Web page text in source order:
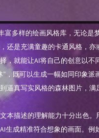
富多样的绘画风格库，无论是
还是充满童趣的卡通风格，亦
，就能让AI将自己的创意以不
，既可以生成一幅如同印象派
逼真写实风格的森林图片，满
本描述的理解能力十分出色。
生成精准符合想象的画面。例